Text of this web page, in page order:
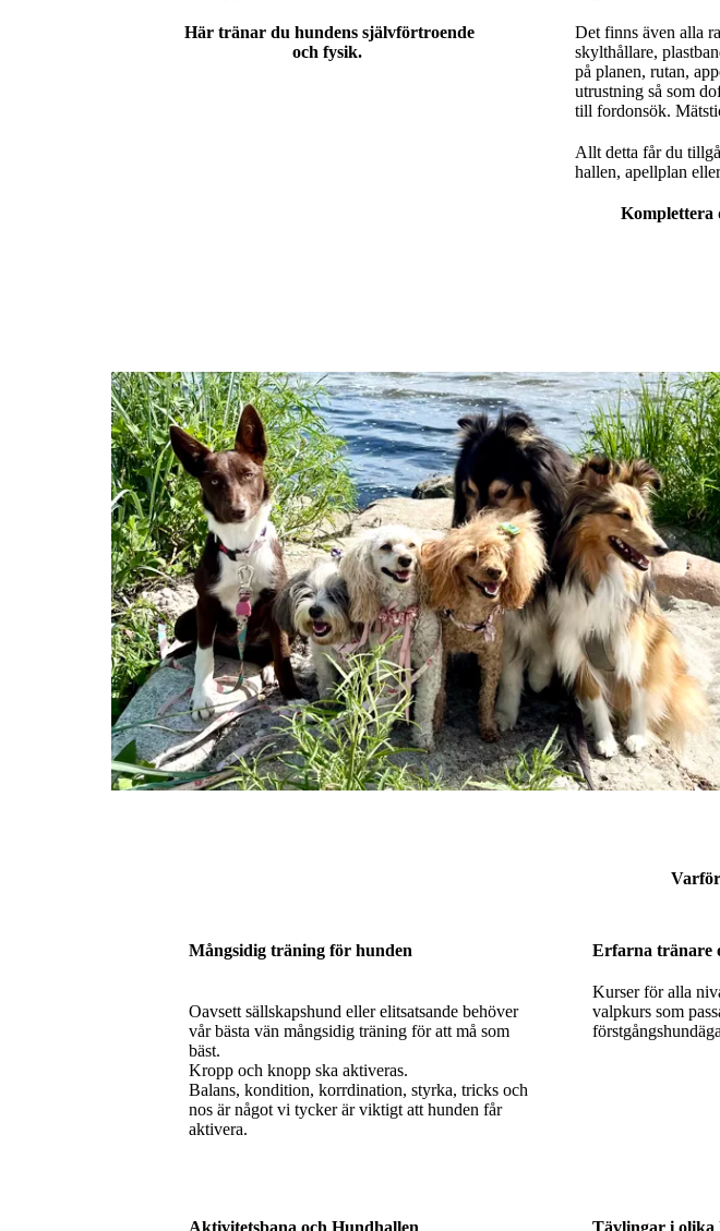
Här tränar du hundens självförtroende
och fysik.
Det finns även alla
skylthållare,
på planen, rutan,
utrustning så som
till fordonsök.
Allt detta får du
hallen, apellplan
Komplettera
Mångsidig träning för hunden
Oavsett sällskapshund eller elitsatsande behöver
vår bästa vän mångsidig träning för att må som
bäst.
Kropp och knopp ska aktiveras.
Balans, kondition, korrdination, styrka, tricks och
nos är något vi tycker är viktigt att hunden får
aktivera.
Erfarna tränare
Kurser för alla
valpkurs som
Aktivitetsbana och Hundhallen Tävlingar i olika